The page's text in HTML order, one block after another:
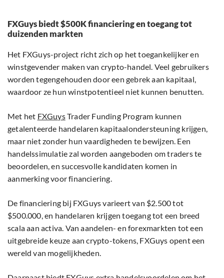
FXGuys biedt $500K financiering en toegang tot
duizenden markten
Het FXGuys-project richt zich op het toegankelijker en
winstgevender maken van crypto-handel. Veel gebruikers
worden tegengehouden door een gebrek aan kapitaal,
waardoor ze hun winstpotentieel niet kunnen benutten.
Met het FXGuysTrader Funding Program kunnen
getalenteerde handelaren kapitaalondersteuning krijgen,
maar niet zonder hun vaardigheden te bewijzen. Een
handelssimulatie zal worden aangeboden om traders te
beoordelen, en succesvolle kandidaten komen in
aanmerking voor financiering.
De financiering bij FXGuys varieert van $2.500 tot
$500.000, en handelaren krijgen toegang tot een breed
scala aan activa. Van aandelen- en forexmarkten tot een
uitgebreide keuze aan crypto-tokens, FXGuys opent een
wereld van mogelijkheden.